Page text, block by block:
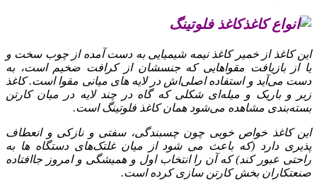
کاغذ فلوتینگ
این کاغذ از خمیر کاغذ نیمه شیمیایی به دست آمده از چوب سخت و
یا از بازیافت مقواهایی که جنسشان از کرافت ضخیم است، به
دست می‌آید و استفاده اصلی‌اش در لایه‌ های میانی مقوا است. کاغذ
زبر و باریک و میله‌ای شکلی که گاه در چند لایه در میان کارتن
بسته‌بندی مشاهده می‌شود همان کاغذ فلوتینگ است.
این کاغذ خواص خوبی چون چسبندگی، سفتی و نازکی و انعطاف‌
پذیری دارد (که باعث می‌ شود از میان غلتک‌های دستگاه‌ ها به
راحتی عبور کند) که آن را انتخاب اول و همیشگی و امروز جاافتاده
صنعتکاران بخش کارتن‌ سازی کرده است.